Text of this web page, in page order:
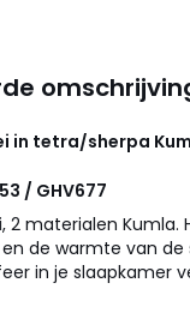
in tetra/sherpa
/ GHV677
2 materialen Kumla.
de warmte van
in je slaapkamer